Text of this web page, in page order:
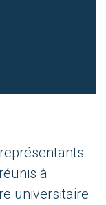
à
universitaire